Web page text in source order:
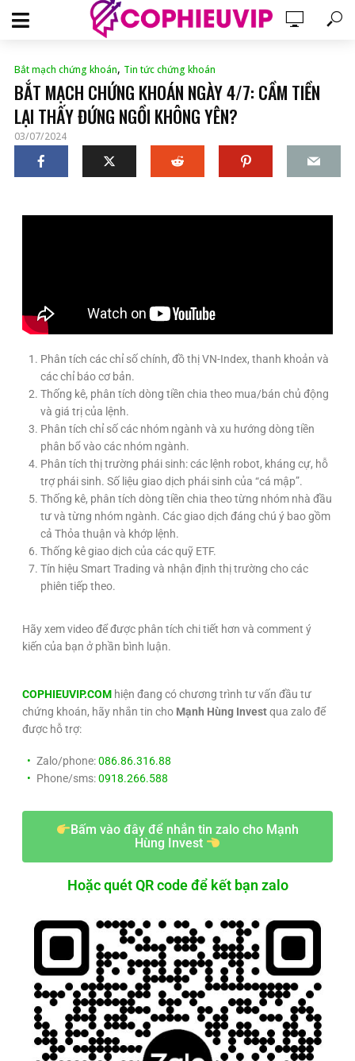
Bắt mạch chứng khoán, Tin tức chứng khoán
BẮT MẠCH CHỨNG KHOÁN NGÀY 4/7: CẦM TIỀN
LẠI THẤY ĐỨNG NGỒI KHÔNG YÊN?
03/07/2024
Phân tích các chỉ số chính, đồ thị VN-Index, thanh khoản và
các chỉ báo cơ bản.
Thống kê, phân tích dòng tiền chia theo mua/bán chủ động
và giá trị của lệnh.
Phân tích chỉ số các nhóm ngành và xu hướng dòng tiền
phân bổ vào các nhóm ngành.
Phân tích thị trường phái sinh: các lệnh robot, kháng cự, hỗ
trợ phái sinh. Số liệu giao dịch phái sinh của “cá mập”.
Thống kê, phân tích dòng tiền chia theo từng nhóm nhà đầu
tư và từng nhóm ngành. Các giao dịch đáng chú ý bao gồm
cả Thỏa thuận và khớp lệnh.
Thống kê giao dịch của các quỹ ETF.
Tín hiệu Smart Trading và nhận định thị trường cho các
phiên tiếp theo.
Hãy xem video để được phân tích chi tiết hơn và comment ý
kiến của bạn ở phần bình luận.
COPHIEUVIP.COM hiện đang có chương trình tư vấn đầu tư
chứng khoán, hãy nhắn tin cho Mạnh Hùng Investqua zalo để
được hỗ trợ:
Zalo/phone:086.86.316.88
Phone/sms:0918.266.588
Bấm vào đây để nhắn tin zalo cho Mạnh
Hùng Invest
Hoặc quét QR code để kết bạn zalo